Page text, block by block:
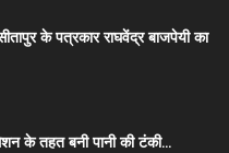
के पत्रकार राघवेंद्र बाजपेयी का
के तहत बनी पानी की टंकी...